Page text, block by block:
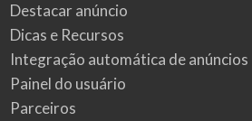
Destacar anúncio
Dicas e Recursos
Integração automática de anúncios
Painel do usuário
Parceiros